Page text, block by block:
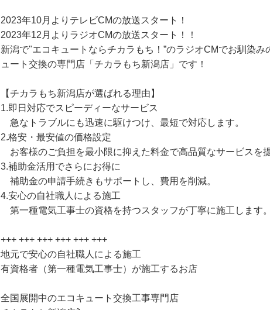
2023年10月よりテレビCMの放送スタート！
2023年12月よりラジオCMの放送スタート！！
新潟で"エコキュートならチカラもち！”のラジオCMでお馴染み
ュート交換の専門店「チカラもち新潟店」です！
【チカラもち新潟店が選ばれる理由】
1.即日対応でスピーディーなサービス
急なトラブルにも迅速に駆けつけ、最短で対応します。
2.格安・最安値の価格設定
お客様のご負担を最小限に抑えた料金で高品質なサービスを提
3.補助金活用でさらにお得に
補助金の申請手続きもサポートし、費用を削減。
4.安心の自社職人による施工
第一種電気工事士の資格を持つスタッフが丁寧に施工します。
+++ +++ +++ +++ +++ +++
地元で安心の自社職人による施工
有資格者（第一種電気工事士）が施工するお店
全国展開中のエコキュート交換工事専門店